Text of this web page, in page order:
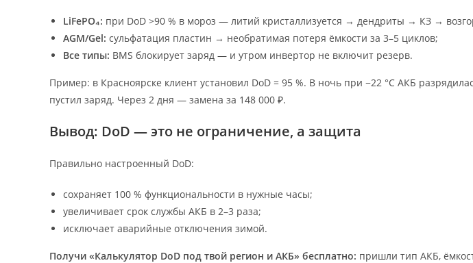
LiFePO₄: при DoD >90 % в мороз — литий кристаллизуется → дендриты → КЗ →
AGM/Gel: сульфатация пластин → необратимая потеря ёмкости за 3–5 циклов;
Все типы: BMS блокирует заряд — и утром инвертор не включит резерв.
Пример: в Красноярске клиент установил DoD = 95 %. В ночь при −22 °C АКБ
пустил заряд. Через 2 дня — замена за 148 000 ₽.
Вывод: DoD — это не ограничение, а защита
Правильно настроенный DoD:
сохраняет 100 % функциональности в нужные часы;
увеличивает срок службы АКБ в 2–3 раза;
исключает аварийные отключения зимой.
Получи «Калькулятор DoD под твой регион и АКБ» бесплатно: пришли тип АКБ,